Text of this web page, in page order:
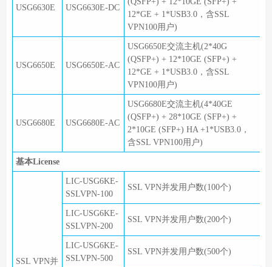
USG6630E USG6630E-DC
12*GE + 1*USB3.0，含SSL
VPN100用户)
USG6650E USG6650E-AC
USG6650E交流主机(2*40G
(QSFP+) + 12*10GE (SFP+) +
12*GE + 1*USB3.0，含SSL
VPN100用户)
USG6680E USG6680E-AC
USG6680E交流主机(4*40GE
(QSFP+) + 28*10GE (SFP+) +
2*10GE (SFP+) HA +1*USB3.0，
含SSL VPN100用户)
基本License
SSL VPN并
LIC-USG6KE-
SSLVPN-100
SSL VPN并发用户数(100个)
LIC-USG6KE-
SSLVPN-200
SSL VPN并发用户数(200个)
LIC-USG6KE-
SSLVPN-500
SSL VPN并发用户数(500个)